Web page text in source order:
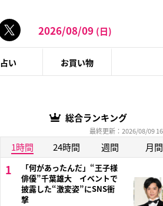
2026/08/09 (日)
占い お買い物
総合ランキング
最終更新：2026/08/09
1時間 24時間 週間 月間
「何があったんだ」“王子様
俳優”千葉雄大 イベントで
披露した“激変姿”にSNS衝
撃